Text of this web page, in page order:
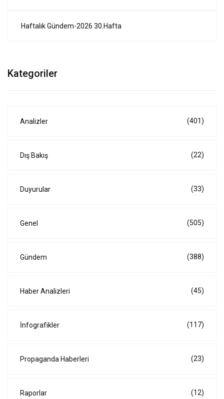
Haftalık Gündem-2026 30.Hafta
Kategoriler
Analizler (401)
Dış Bakış (22)
Duyurular (33)
Genel (505)
Gündem (388)
Haber Analizleri (45)
İnfografikler (117)
Propaganda Haberleri (23)
Raporlar (12)